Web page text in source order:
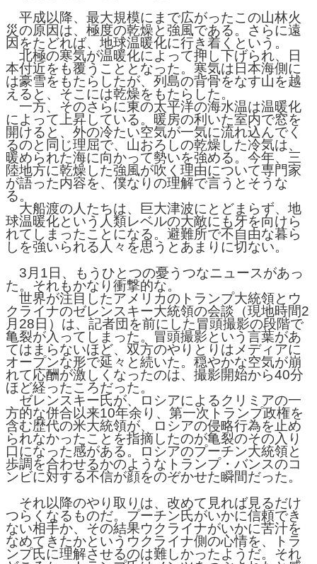
平成以降、最大規模にまで広がったこの山林火
災の原因は、極度の乾燥と強風である。さらに遠
因をたどれば、地球温暖化に行き着くという。
北極の寒気が温暖化によって押し下げられ、日
本付近をも覆うこととなった。寒気は日本海側に
は豪雪をもたらしたが、列島の背骨をなす山を越
えると、そこには乾燥をもたらした。
一方、そのさらに東の太平洋の海水温は温暖化
によって上昇している。暖房の利いた室内で窓を
開けると、外の冷たい空気が一気に流れ込んでく
るのと同じ理屈で、山おろしの乾燥した冷気は、
暖められた海に向かって勢いを強める。今年、三
陸地方に乾燥した強風が吹く理由について専門家
が語った内容を、僕なりの理解で言うとそうな
る。
大船渡の人たちは、巨大津波にとどまらず、地
球温暖化という人類レベルの大敵にも牙を向けら
れてしまったことになる。避難所で不自由な暮ら
しを強いられる人々を思うとあまりに切ない。
3月1日、もうひとつの憂うつなニュースがあっ
た。それもかなり衝撃的な。
世界が注目したアメリカのトランプ大統領とウ
クライナのゼレンスキー大統領の会談（現地時間2
月28日）は、記者団を前にした冒頭撮影の段階で
亀裂が入ってしまった。冒頭撮影という言葉があ
てはまらないほど、双方のやりとりはメディアに
オープンな形で延々と続いた。穏やかな空気が崩
れて応酬が激しくなったのは、撮影開始から40分
ほど経ったころだった。
ゼレンスキー氏が、ロシアによるクリミアの一
方的な併合以来10年余り、第一次トランプ政権を
含む歴代の米大統領が、ロシアの侵略行為を止め
られなかったことを指摘したのが亀裂のその入り
口になった感がある。ロシアのプーチン大統領と
歩調を合わせるかのようなトランプ・バンスのコ
ンビに対する不信が顔をのぞかせた瞬間だった。
それ以降のやり取りは、改めて見れば見るだけ
つらくなるものだ。プーチン氏がいかに信頼でき
ない相手か、その結果ウクライナがいかに苦汁を
なめてきたかというウクライナ側の心情を、トラ
ンプ氏に理解させるのは難しかったようだ。それ